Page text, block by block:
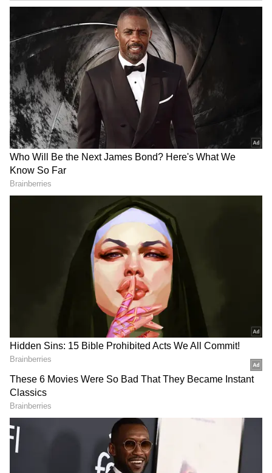
தேர்வாக்குங்கள்
Asianet News
நிக்கல், தாமிரம், வெள்ளி, கோபால்ட்
பொதுவாக 24 காரட் தூய தங்கம் மிகவும்
மென்மையானதாக இருப்பதால் நேரடியாக
நகை தயாரிக்கப் பயன்படாது. அதனால்
நகைகளுக்கு வலிமை மற்றும் அழகான
நிறம் கிடைக்க நிக்கல், தாமிரம், வெள்ளி,